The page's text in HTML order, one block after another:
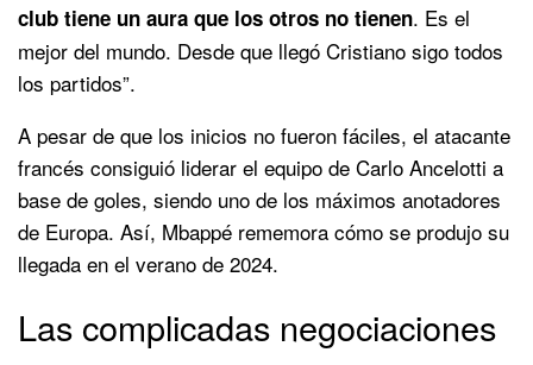
club tiene un aura que los otros no tienen. Es el
mejor del mundo. Desde que llegó Cristiano sigo todos
los partidos”.
A pesar de que los inicios no fueron fáciles, el atacante
francés consiguió liderar el equipo de Carlo Ancelotti a
base de goles, siendo uno de los máximos anotadores
de Europa. Así, Mbappé rememora cómo se produjo su
llegada en el verano de 2024.
Las complicadas negociaciones